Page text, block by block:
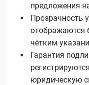
предложения
Прозрачность
отображаются
чётким
Гарантия
юридическую